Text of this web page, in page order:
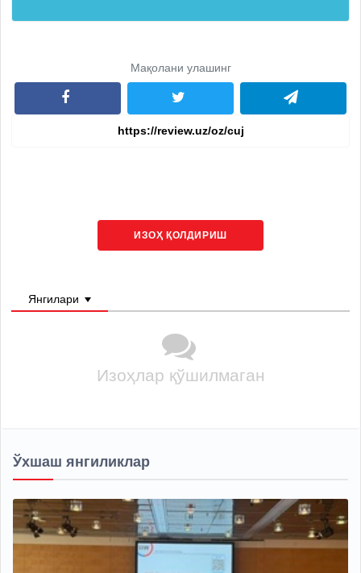
Мақолани улашинг
ИЗОҲ ҚОЛДИРИШ
Янгилари
Изоҳлар қўшилмаган
Ўхшаш янгиликлар